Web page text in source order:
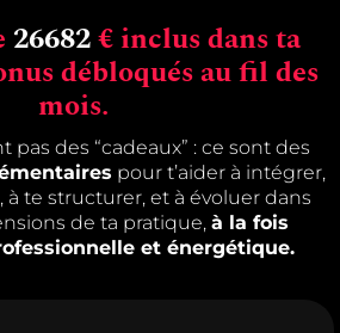
26682€ inclus dans ta
débloqués au fil des
mois.
pas des “cadeaux” : ce sont des
pour t’aider à intégrer,
à te structurer, et à évoluer dans
de ta pratique, à la fois
et énergétique.